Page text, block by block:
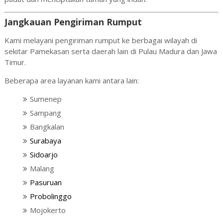
Jangkauan Pengiriman Rumput
Kami melayani pengiriman rumput ke berbagai wilayah di
sekitar Pamekasan serta daerah lain di Pulau Madura dan Jawa
Timur.
Beberapa area layanan kami antara lain:
Sumenep
Sampang
Bangkalan
Surabaya
Sidoarjo
Malang
Pasuruan
Probolinggo
Mojokerto